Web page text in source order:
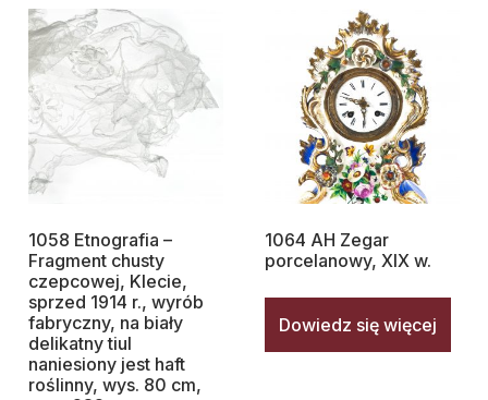
1058 Etnografia –
Fragment chusty
czepcowej, Klecie,
sprzed 1914 r., wyrób
fabryczny, na biały
delikatny tiul
naniesiony jest haft
roślinny, wys. 80 cm,
1064 AH Zegar
porcelanowy, XIX w.
Dowiedz się więcej